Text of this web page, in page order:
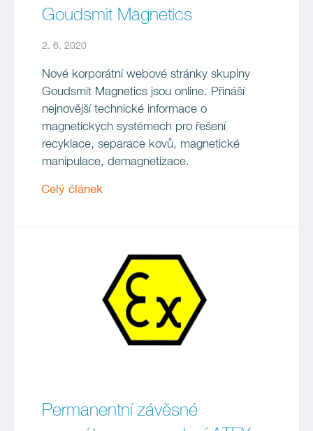
Goudsmit Magnetics
2. 6. 2020
Nové korporátní webové stránky skupiny
Goudsmit Magnetics jsou online. Přináší
nejnovější technické informace o
magnetických systémech pro řešení
recyklace, separace kovů, magnetické
manipulace, demagnetizace.
Celý článek
Permanentní závěsné